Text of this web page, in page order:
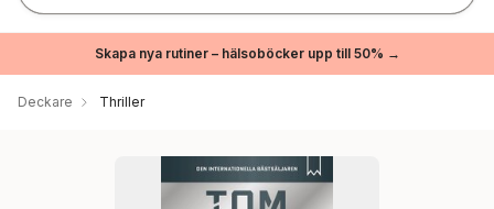
Skapa nya rutiner – hälsoböcker upp till 50% →
Deckare Thriller